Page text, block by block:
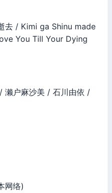
去 / Kimi ga Shinu made
You Till Your Dying
濑户麻沙美 / 石川由依 /
网络)